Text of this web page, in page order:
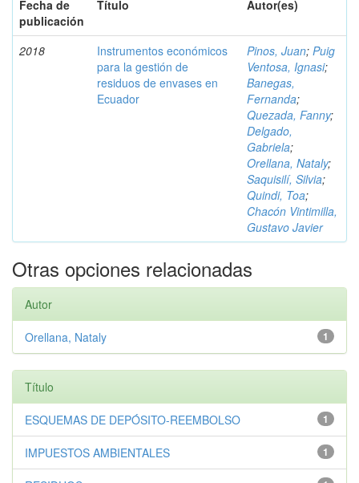
Fecha de
publicación
Título Autor(es)
2018
Instrumentos económicos
para la gestión de
residuos de envases en
Ecuador
Pinos, Juan; Puig
Ventosa, Ignasi;
Banegas,
Fernanda;
Quezada, Fanny;
Delgado,
Gabriela;
Orellana, Nataly;
Saquisilí, Silvia;
Quindi, Toa;
Chacón Vintimilla,
Gustavo Javier
Otras opciones relacionadas
Autor
1
Orellana, Nataly
Título
1
ESQUEMAS DE DEPÓSITO-REEMBOLSO
1
IMPUESTOS AMBIENTALES